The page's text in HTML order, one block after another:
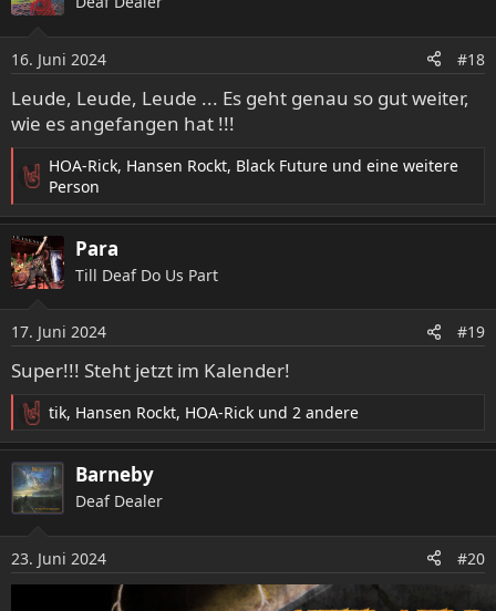
t
n
e
n
:
16. Juni 2024 #18
Leude, Leude, Leude ... Es geht genau so gut weiter,
wie es angefangen hat !!!
R
a
k
t
i
o
n
e
n
HOA-Rick, Hansen Rockt, Black Future und eine weitere
Person
Para
Till Deaf Do Us Part
17. Juni 2024 #19
Super!!! Steht jetzt im Kalender!
R
e
a
k
t
n
e
tik, Hansen Rockt, HOA-Rick und 2 andere
Barneby
Deaf Dealer
23. Juni 2024 #20